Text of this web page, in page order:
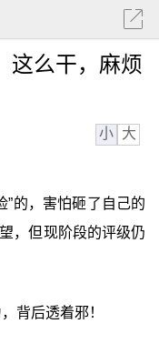
这么干，麻烦
小 大
”的，害怕砸了自己的
，但现阶段的评级仍
背后透着邪！